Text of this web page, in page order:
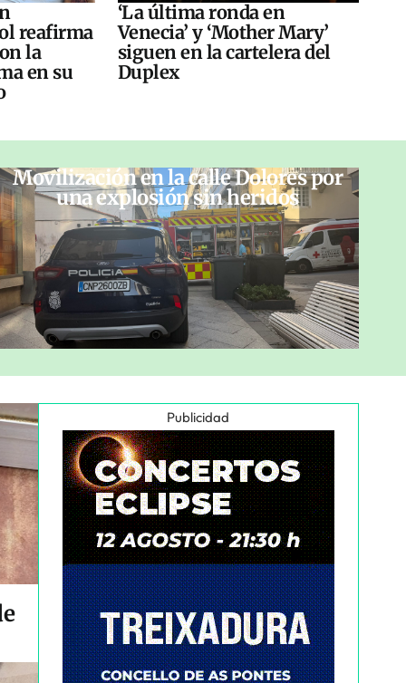
reafirma
la
en su
‘La última ronda en
Venecia’ y ‘Mother Mary’
siguen en la cartelera del
Duplex
Movilización en la calle Dolores por
una explosión sin heridos
Publicidad